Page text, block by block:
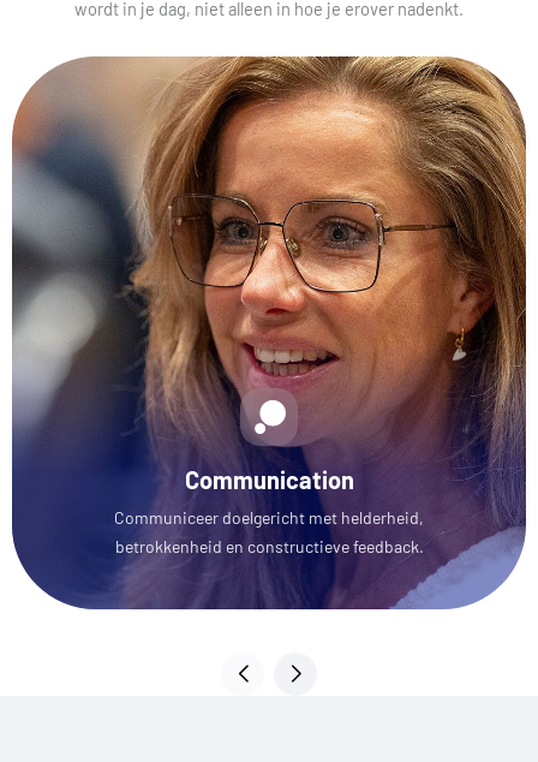
wordt in je dag, niet alleen in hoe je erover nadenkt.
Communication
Communiceer doelgericht met helderheid,
betrokkenheid en constructieve feedback.